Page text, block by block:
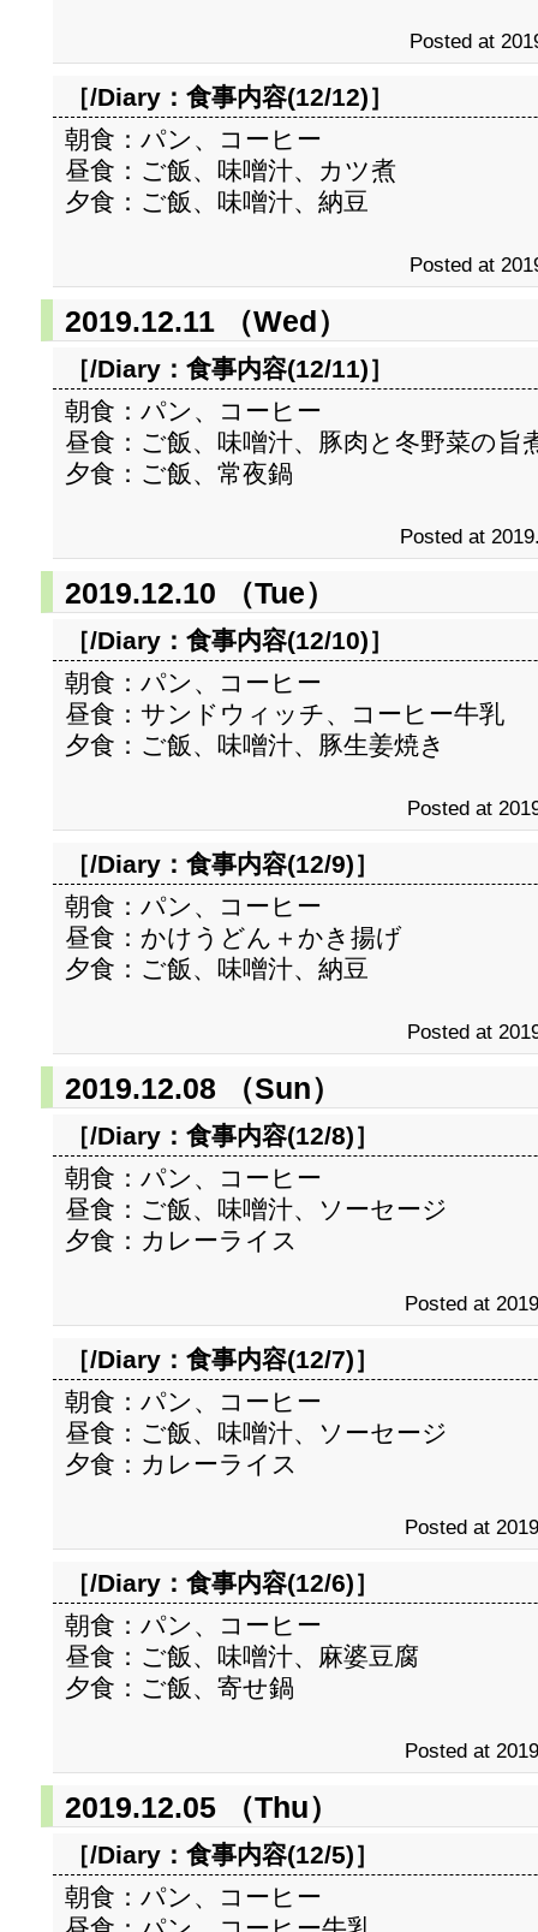
Posted at
［/Diary： 食事内容(12/12)］
朝食：パン、コーヒー
昼食：ご飯、味噌汁、カツ煮
夕食：ご飯、味噌汁、納豆
Posted at
2019.12.11 （Wed）
［/Diary： 食事内容(12/11)］
朝食：パン、コーヒー
昼食：ご飯、味噌汁、豚肉と冬野菜の旨
夕食：ご飯、常夜鍋
Posted at
2019.12.10 （Tue）
［/Diary： 食事内容(12/10)］
朝食：パン、コーヒー
昼食：サンドウィッチ、コーヒー牛乳
夕食：ご飯、味噌汁、豚生姜焼き
Posted at
［/Diary： 食事内容(12/9)］
朝食：パン、コーヒー
昼食：かけうどん＋かき揚げ
夕食：ご飯、味噌汁、納豆
Posted at
2019.12.08 （Sun）
［/Diary： 食事内容(12/8)］
朝食：パン、コーヒー
昼食：ご飯、味噌汁、ソーセージ
夕食：カレーライス
Posted at
［/Diary： 食事内容(12/7)］
朝食：パン、コーヒー
昼食：ご飯、味噌汁、ソーセージ
夕食：カレーライス
Posted at
［/Diary： 食事内容(12/6)］
朝食：パン、コーヒー
昼食：ご飯、味噌汁、麻婆豆腐
夕食：ご飯、寄せ鍋
Posted at
2019.12.05 （Thu）
［/Diary： 食事内容(12/5)］
朝食：パン、コーヒー